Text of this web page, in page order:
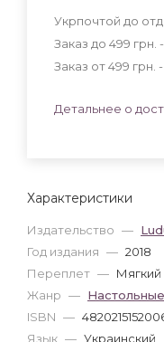
Характеристики
Издательство —
Год издания — 2018
Переплет — Мягкий
Жанр —
ISBN —
Язык — Украинский
Укрпочтой до
Заказ до 499 грн.
Заказ от 499 грн. -
Детальнее о